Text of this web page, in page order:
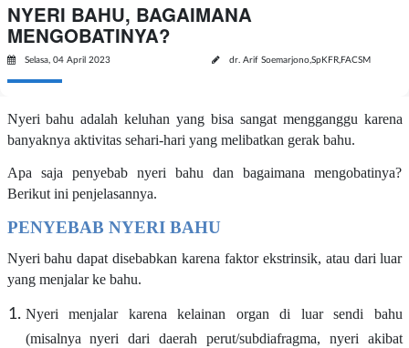
NYERI BAHU, BAGAIMANA
MENGOBATINYA?
Selasa, 04 April 2023 dr. Arif Soemarjono,SpKFR,FACSM
Nyeri bahu adalah keluhan yang bisa sangat mengganggu karena
banyaknya aktivitas sehari-hari yang melibatkan gerak bahu.
Apa saja penyebab nyeri bahu dan bagaimana mengobatinya?
Berikut ini penjelasannya.
PENYEBAB NYERI BAHU
Nyeri bahu dapat disebabkan karena faktor ekstrinsik, atau dari luar
yang menjalar ke bahu.
Nyeri menjalar karena kelainan organ di luar sendi bahu
(misalnya nyeri dari daerah perut/subdiafragma, nyeri akibat